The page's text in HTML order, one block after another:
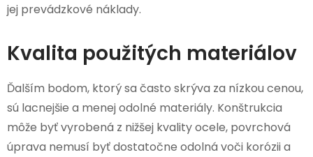
jej prevádzkové náklady.
Kvalita použitých materiálov
Ďalším bodom, ktorý sa často skrýva za nízkou cenou,
sú lacnejšie a menej odolné materiály. Konštrukcia
môže byť vyrobená z nižšej kvality ocele, povrchová
úprava nemusí byť dostatočne odolná voči korózii a